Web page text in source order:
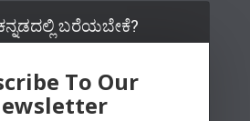
ಬರೆಯಬೇಕೆ?
To Our